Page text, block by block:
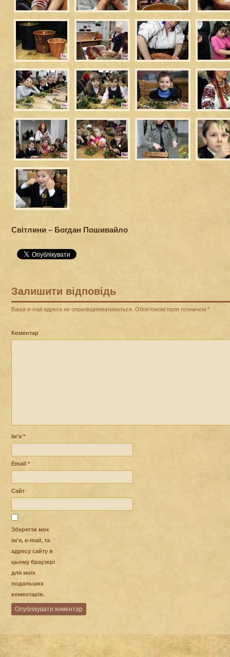
Світлини – Богдан Пошивайло
Залишити відповідь
Ваша e-mail адреса не оприлюднюватиметься. Обов’язкові поля позначені *
Коментар
Ім'я *
Email *
Сайт
Зберегти моє
ім'я, e-mail, та
адресу сайту в
цьому браузері
для моїх
подальших
коментарів.